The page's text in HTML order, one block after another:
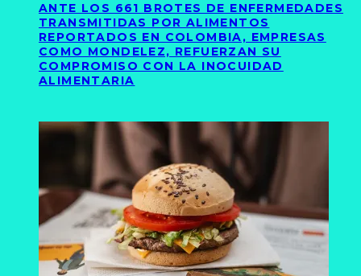
ANTE LOS 661 BROTES DE ENFERMEDADES
TRANSMITIDAS POR ALIMENTOS
REPORTADOS EN COLOMBIA, EMPRESAS
COMO MONDELEZ, REFUERZAN SU
COMPROMISO CON LA INOCUIDAD
ALIMENTARIA